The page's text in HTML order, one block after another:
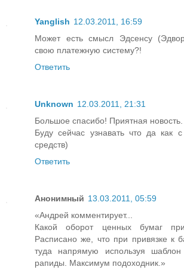
Yanglish 12.03.2011, 16:59
Может есть смысл Эдсенсу
свою платежную систему?!
Ответить
Unknown 12.03.2011, 21:31
Большое спасибо! Приятная новость.
Буду сейчас узнавать что да как
средств)
Ответить
Анонимный 13.03.2011, 05:59
«Андрей комментирует...
Какой оборот ценных бумаг
Расписано же, что при привязке к
туда напрямую используя шаблон
рапиды. Максимум подоходник.»